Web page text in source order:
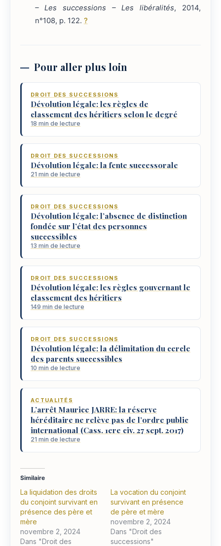
– Les successions – Les libéralités, 2014,
n°108, p. 122. ?
Pour aller plus loin
DROIT DES SUCCESSIONS
Dévolution légale: les règles de
classement des héritiers selon le degré
18 min de lecture
DROIT DES SUCCESSIONS
Dévolution légale: la fente successorale
21 min de lecture
DROIT DES SUCCESSIONS
Dévolution légale: l’absence de distinction
fondée sur l’état des personnes
successibles
13 min de lecture
DROIT DES SUCCESSIONS
Dévolution légale: les règles gouvernant le
classement des héritiers
149 min de lecture
DROIT DES SUCCESSIONS
Dévolution légale: la délimitation du cercle
des parents successibles
10 min de lecture
ACTUALITÉS
L’arrêt Maurice JARRE: la réserve
héréditaire ne relève pas de l’ordre public
international (Cass. 1ere civ. 27 sept. 2017)
21 min de lecture
Similaire
La liquidation des droits
du conjoint survivant en
présence des père et
mère
novembre 2, 2024
Dans "Droit des
La vocation du conjoint
survivant en présence
de père et mère
novembre 2, 2024
Dans "Droit des
successions"